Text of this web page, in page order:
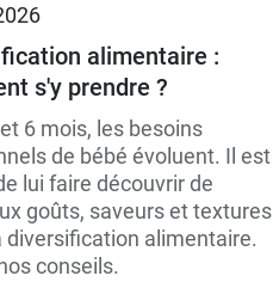
alimentaire :
s'y prendre ?
6 mois, les besoins
de bébé évoluent. Il est
lui faire découvrir de
goûts, saveurs et textures
diversification alimentaire.
conseils.